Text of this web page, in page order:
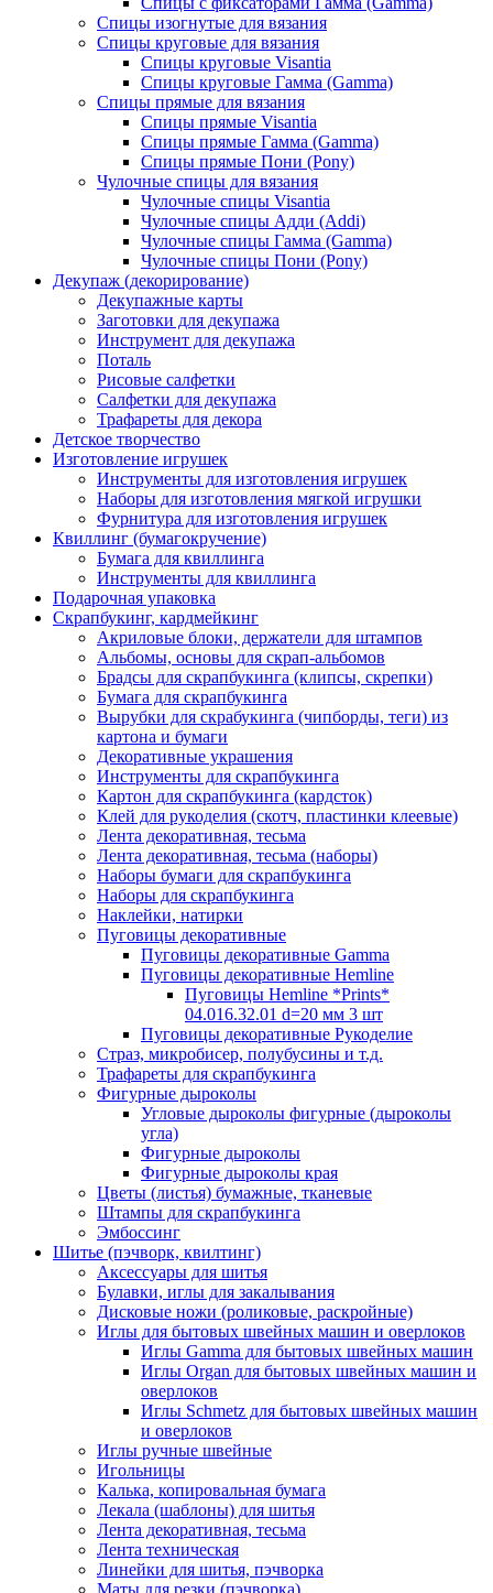
Спицы изогнутые для вязания
Спицы круговые для вязания
Спицы круговые Visantia
Спицы круговые Гамма (Gamma)
Спицы прямые для вязания
Спицы прямые Visantia
Спицы прямые Гамма (Gamma)
Спицы прямые Пони (Pony)
Чулочные спицы для вязания
Чулочные спицы Visantia
Чулочные спицы Адди (Addi)
Чулочные спицы Гамма (Gamma)
Чулочные спицы Пони (Pony)
Декупаж (декорирование)
Декупажные карты
Заготовки для декупажа
Инструмент для декупажа
Поталь
Рисовые салфетки
Салфетки для декупажа
Трафареты для декора
Детское творчество
Изготовление игрушек
Инструменты для изготовления игрушек
Наборы для изготовления мягкой игрушки
Фурнитура для изготовления игрушек
Квиллинг (бумагокручение)
Бумага для квиллинга
Инструменты для квиллинга
Подарочная упаковка
Скрапбукинг, кардмейкинг
Акриловые блоки, держатели для штампов
Альбомы, основы для скрап-альбомов
Брадсы для скрапбукинга (клипсы, скрепки)
Бумага для скрапбукинга
Вырубки для скрабукинга (чипборды, теги) из
картона и бумаги
Декоративные украшения
Инструменты для скрапбукинга
Картон для скрапбукинга (кардсток)
Клей для рукоделия (скотч, пластинки клеевые)
Лента декоративная, тесьма
Лента декоративная, тесьма (наборы)
Наборы бумаги для скрапбукинга
Наборы для скрапбукинга
Наклейки, натирки
Пуговицы декоративные
Пуговицы декоративные Gamma
Пуговицы декоративные Hemline
Пуговицы Hemline *Prints*
04.016.32.01 d=20 мм 3 шт
Пуговицы декоративные Рукоделие
Страз, микробисер, полубусины и т.д.
Трафареты для скрапбукинга
Фигурные дыроколы
Угловые дыроколы фигурные (дыроколы
угла)
Фигурные дыроколы
Фигурные дыроколы края
Цветы (листья) бумажные, тканевые
Штампы для скрапбукинга
Эмбоссинг
Шитье (пэчворк, квилтинг)
Аксессуары для шитья
Булавки, иглы для закалывания
Дисковые ножи (роликовые, раскройные)
Иглы для бытовых швейных машин и оверлоков
Иглы Gamma для бытовых швейных машин
Иглы Organ для бытовых швейных машин и
оверлоков
Иглы Schmetz для бытовых швейных машин
и оверлоков
Иглы ручные швейные
Игольницы
Калька, копировальная бумага
Лекала (шаблоны) для шитья
Лента декоративная, тесьма
Лента техническая
Линейки для шитья, пэчворка
Маты для резки (пэчворка)